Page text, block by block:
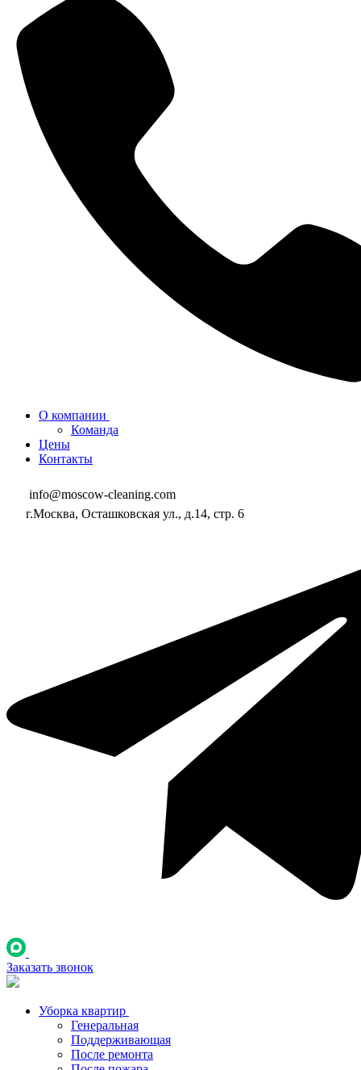
О компании
Команда
Цены
Контакты
info@moscow-cleaning.com
г.Москва, Осташковская ул., д.14, стр. 6
Заказать звонок
Уборка квартир
Генеральная
Поддерживающая
После ремонта